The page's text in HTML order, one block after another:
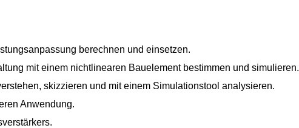
berechnen und einsetzen.
mit einem nichtlinearen Bauelement bestimmen und simulieren.
skizzieren und mit einem Simulationstool analysieren.
Anwendung.